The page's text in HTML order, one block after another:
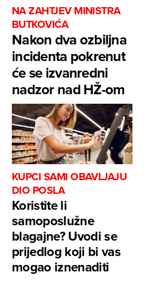
NA ZAHTJEV MINISTRA
BUTKOVIĆA
Nakon dva ozbiljna
incidenta pokrenut
će se izvanredni
nadzor nad HŽ-om
KUPCI SAMI OBAVLJAJU
DIO POSLA
Koristite li
samoposlužne
blagajne? Uvodi se
prijedlog koji bi vas
mogao iznenaditi